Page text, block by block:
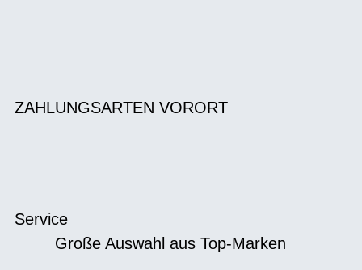
ZAHLUNGSARTEN VORORT
Service
Große Auswahl aus Top-Marken